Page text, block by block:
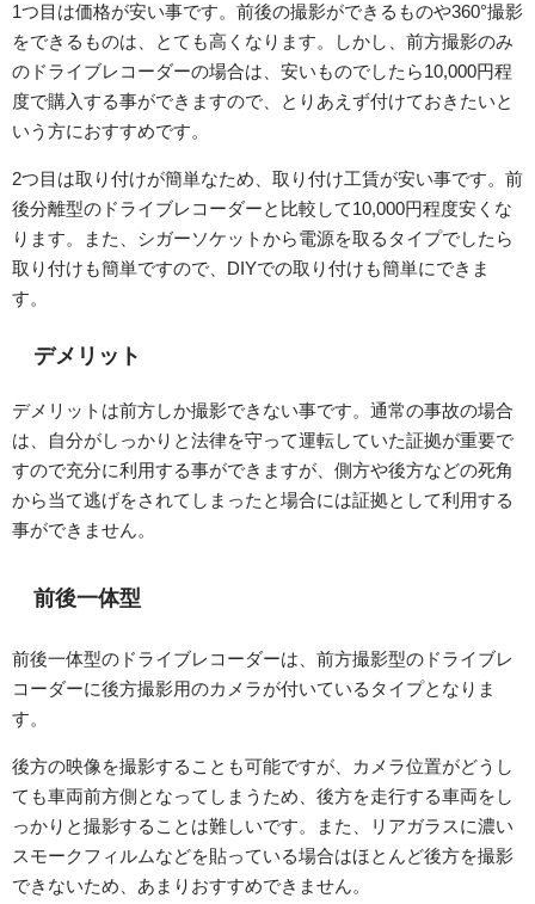
1つ目は価格が安い事です。前後の撮影ができるものや360°撮影
をできるものは、とても高くなります。しかし、前方撮影のみ
のドライブレコーダーの場合は、安いものでしたら10,000円程
度で購入する事ができますので、とりあえず付けておきたいと
いう方におすすめです。
2つ目は取り付けが簡単なため、取り付け工賃が安い事です。前
後分離型のドライブレコーダーと比較して10,000円程度安くな
ります。また、シガーソケットから電源を取るタイプでしたら
取り付けも簡単ですので、DIYでの取り付けも簡単にできま
す。
デメリット
デメリットは前方しか撮影できない事です。通常の事故の場合
は、自分がしっかりと法律を守って運転していた証拠が重要で
すので充分に利用する事ができますが、側方や後方などの死角
から当て逃げをされてしまったと場合には証拠として利用する
事ができません。
前後一体型
前後一体型のドライブレコーダーは、前方撮影型のドライブレ
コーダーに後方撮影用のカメラが付いているタイプとなりま
す。
後方の映像を撮影することも可能ですが、カメラ位置がどうし
ても車両前方側となってしまうため、後方を走行する車両をし
っかりと撮影することは難しいです。また、リアガラスに濃い
スモークフィルムなどを貼っている場合はほとんど後方を撮影
できないため、あまりおすすめできません。